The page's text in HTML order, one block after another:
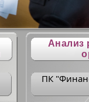
Анализ
ПК